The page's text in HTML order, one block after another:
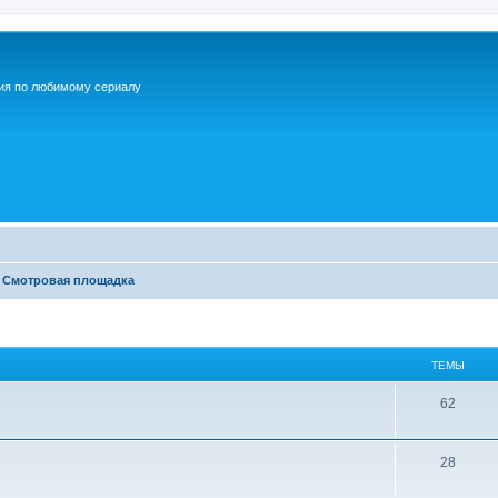
по любимому сериалу
Смотровая площадка
ТЕМЫ
62
28